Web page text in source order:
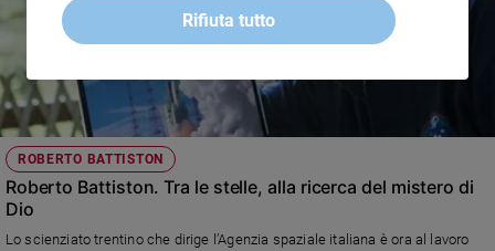
ROBERTO BATTISTON
Roberto Battiston. Tra le stelle, alla ricerca del mistero di
Dio
Lo scienziato trentino che dirige l’Agenzia spaziale italiana è ora al lavoro
Rifiuta tutto